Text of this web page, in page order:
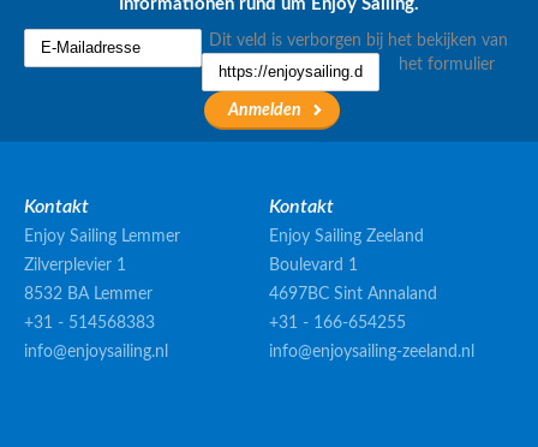
Informationen rund um Enjoy Sailing.
Dit veld is verborgen bij het bekijken van
het formulier
Kontakt
Enjoy Sailing Lemmer
Zilverplevier 1
8532 BA Lemmer
+31 - 514568383
info@enjoysailing.nl
Kontakt
Enjoy Sailing Zeeland
Boulevard 1
4697BC Sint Annaland
+31 - 166-654255
info@enjoysailing-zeeland.nl